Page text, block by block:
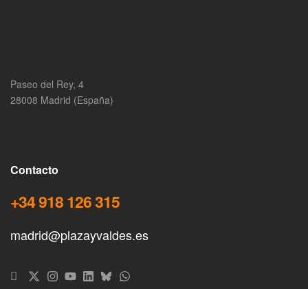
Paseo del Rey, 4
28008 Madrid (España)
Contacto
+34 918 126 315
madrid@plazayvaldes.es